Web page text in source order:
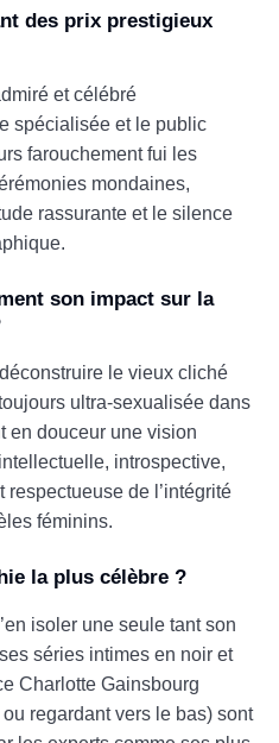
des prix prestigieux
et célébré
spécialisée et le public
farouchement fui les
mondaines,
rassurante et le silence
son impact sur la
le vieux cliché
ultra-sexualisée dans
en douceur une vision
introspective,
de l’intégrité
féminins.
la plus célèbre ?
isoler une seule tant son
séries intimes en noir et
Charlotte Gainsbourg
regardant vers le bas) sont